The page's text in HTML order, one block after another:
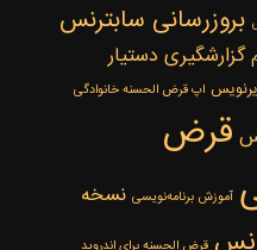
بروزرسانی سابترنس
گزارشگیری دستیار
اپ قرض الحسنه خانوادگی
قرض
آموزش برنامه‌نویسی نسخه